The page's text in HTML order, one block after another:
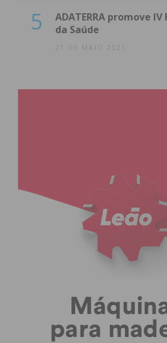
5
ADATERRA promove
da Saúde
21 DE MAIO 2021